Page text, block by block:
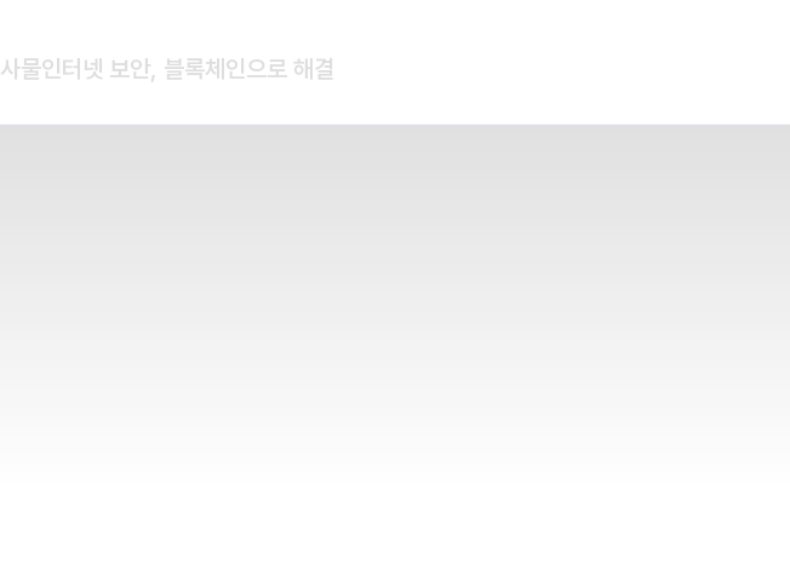
사물인터넷 보안, 블록체인으로 해결